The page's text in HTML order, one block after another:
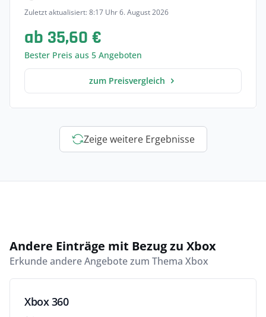
Zuletzt aktualisiert: 8:17 Uhr 6. August 2026
ab 35,60 €
Bester Preis aus 5 Angeboten
zum Preisvergleich
Zeige weitere Ergebnisse
Andere Einträge mit Bezug zu Xbox
Erkunde andere Angebote zum Thema Xbox
Xbox 360